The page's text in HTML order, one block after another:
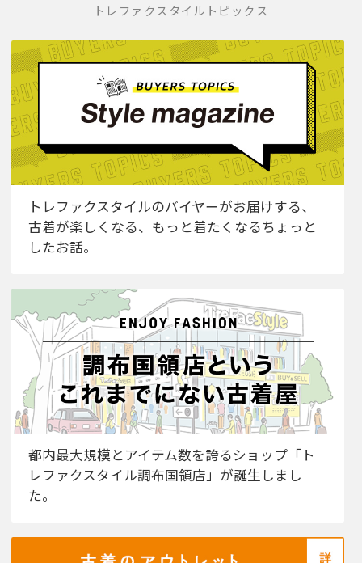
トレファクスタイルトピックス
トレファクスタイルのバイヤーがお届けする、
古着が楽しくなる、もっと着たくなるちょっと
したお話。
都内最大規模とアイテム数を誇るショップ「ト
レファクスタイル調布国領店」が誕生しまし
た。